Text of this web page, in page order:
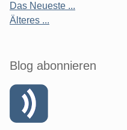
Das Neueste ...
Älteres ...
Blog abonnieren